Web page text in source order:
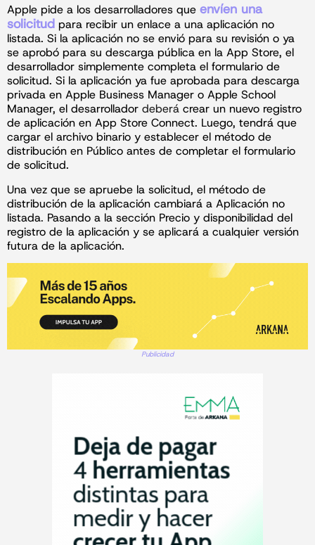
Apple pide a los desarrolladores que envíen una
solicitud para recibir un enlace a una aplicación no
listada. Si la aplicación no se envió para su revisión o ya
se aprobó para su descarga pública en la App Store, el
desarrollador simplemente completa el formulario de
solicitud. Si la aplicación ya fue aprobada para descarga
privada en Apple Business Manager o Apple School
Manager, el desarrollador deberá crear un nuevo registro
de aplicación en App Store Connect. Luego, tendrá que
cargar el archivo binario y establecer el método de
distribución en Público antes de completar el formulario
de solicitud.
Una vez que se apruebe la solicitud, el método de
distribución de la aplicación cambiará a Aplicación no
listada. Pasando a la sección Precio y disponibilidad del
registro de la aplicación y se aplicará a cualquier versión
futura de la aplicación.
Publicidad